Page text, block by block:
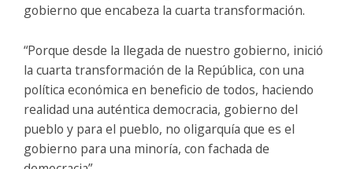
gobierno que encabeza la cuarta transformación.
“Porque desde la llegada de nuestro gobierno, inició
la cuarta transformación de la República, con una
política económica en beneficio de todos, haciendo
realidad una auténtica democracia, gobierno del
pueblo y para el pueblo, no oligarquía que es el
gobierno para una minoría, con fachada de